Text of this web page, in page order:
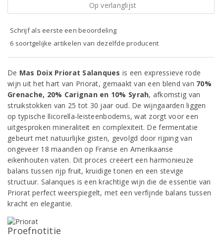
Op verlanglijst
Schrijf als eerste een beoordeling
6 soortgelijke artikelen van dezelfde producent
De Mas Doix Priorat Salanques is een expressieve rode
wijn uit het hart van Priorat, gemaakt van een blend van 70%
Grenache, 20% Carignan en 10% Syrah, afkomstig van
struikstokken van 25 tot 30 jaar oud. De wijngaarden liggen
op typische llicorella-leisteenbodems, wat zorgt voor een
uitgesproken mineraliteit en complexiteit. De fermentatie
gebeurt met natuurlijke gisten, gevolgd door rijping van
ongeveer 18 maanden op Franse en Amerikaanse
eikenhouten vaten. Dit proces creëert een harmonieuze
balans tussen rijp fruit, kruidige tonen en een stevige
structuur. Salanques is een krachtige wijn die de essentie van
Priorat perfect weerspiegelt, met een verfijnde balans tussen
kracht en elegantie.
Proefnotitie